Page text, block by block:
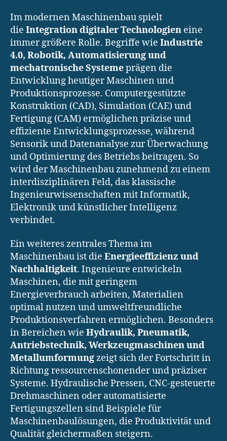
Im modernen Maschinenbau spielt
die Integration digitaler Technologien eine
immer größere Rolle. Begriffe wie Industrie
4.0, Robotik, Automatisierung und
mechatronische Systemeprägen die
Entwicklung heutiger Maschinen und
Produktionsprozesse. Computergestützte
Konstruktion (CAD), Simulation (CAE) und
Fertigung (CAM) ermöglichen präzise und
effiziente Entwicklungsprozesse, während
Sensorik und Datenanalyse zur Überwachung
und Optimierung des Betriebs beitragen. So
wird der Maschinenbau zunehmend zu einem
interdisziplinären Feld, das klassische
Ingenieurwissenschaften mit Informatik,
Elektronik und künstlicher Intelligenz
verbindet.
Ein weiteres zentrales Thema im
Maschinenbau ist die Energieeffizienz und
Nachhaltigkeit. Ingenieure entwickeln
Maschinen, die mit geringem
Energieverbrauch arbeiten, Materialien
optimal nutzen und umweltfreundliche
Produktionsverfahren ermöglichen. Besonders
in Bereichen wie Hydraulik, Pneumatik,
Antriebstechnik, Werkzeugmaschinen und
Metallumformungzeigt sich der Fortschritt in
Richtung ressourcenschonender und präziser
Systeme. Hydraulische Pressen, CNC-gesteuerte
Drehmaschinen oder automatisierte
Fertigungszellen sind Beispiele für
Maschinenbaulösungen, die Produktivität und
Qualität gleichermaßen steigern.